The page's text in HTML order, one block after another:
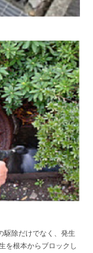
駆除だけでなく、発生
を根本からブロックし